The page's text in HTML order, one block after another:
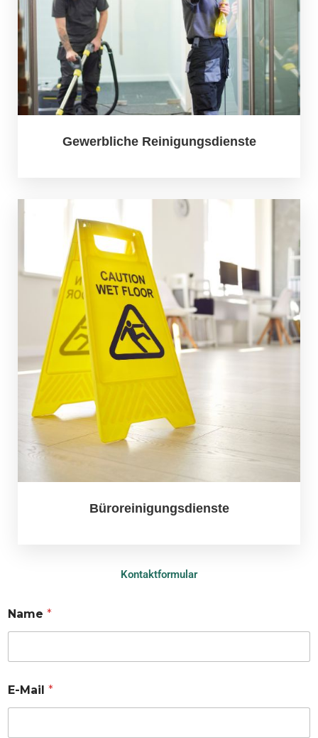
Gewerbliche Reinigungsdienste
Büroreinigungsdienste
Kontaktformular
Name *
E-Mail *